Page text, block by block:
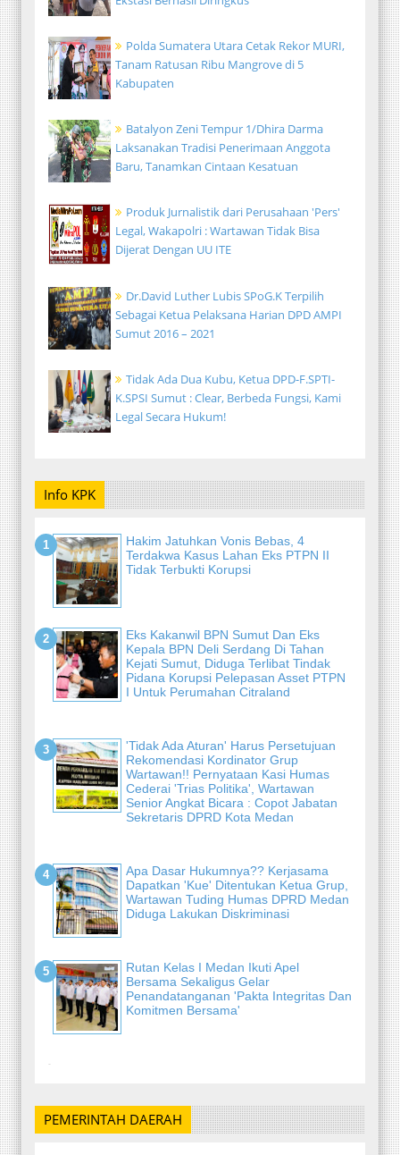
Polda Sumatera Utara Cetak Rekor MURI,
Tanam Ratusan Ribu Mangrove di 5
Kabupaten
Batalyon Zeni Tempur 1/Dhira Darma
Laksanakan Tradisi Penerimaan Anggota
Baru, Tanamkan Cintaan Kesatuan
Produk Jurnalistik dari Perusahaan 'Pers'
Legal, Wakapolri : Wartawan Tidak Bisa
Dijerat Dengan UU ITE
Dr.David Luther Lubis SPoG.K Terpilih
Sebagai Ketua Pelaksana Harian DPD AMPI
Sumut 2016 – 2021
Tidak Ada Dua Kubu, Ketua DPD-F.SPTI-
K.SPSI Sumut : Clear, Berbeda Fungsi, Kami
Legal Secara Hukum!
Info KPK
Hakim Jatuhkan Vonis Bebas, 4
Terdakwa Kasus Lahan Eks PTPN II
Tidak Terbukti Korupsi
Eks Kakanwil BPN Sumut Dan Eks
Kepala BPN Deli Serdang Di Tahan
Kejati Sumut, Diduga Terlibat Tindak
Pidana Korupsi Pelepasan Asset PTPN
I Untuk Perumahan Citraland
'Tidak Ada Aturan' Harus Persetujuan
Rekomendasi Kordinator Grup
Wartawan!! Pernyataan Kasi Humas
Cederai 'Trias Politika', Wartawan
Senior Angkat Bicara : Copot Jabatan
Sekretaris DPRD Kota Medan
Apa Dasar Hukumnya?? Kerjasama
Dapatkan 'Kue' Ditentukan Ketua Grup,
Wartawan Tuding Humas DPRD Medan
Diduga Lakukan Diskriminasi
Rutan Kelas I Medan Ikuti Apel
Bersama Sekaligus Gelar
Penandatanganan 'Pakta Integritas Dan
Komitmen Bersama'
-
PEMERINTAH DAERAH